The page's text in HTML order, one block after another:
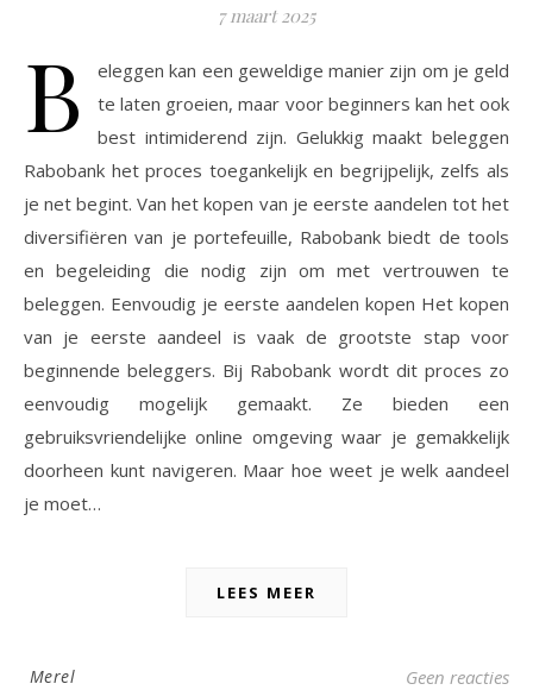
7 maart 2025
B
eleggen kan een geweldige manier zijn om je geld
te laten groeien, maar voor beginners kan het ook
best intimiderend zijn. Gelukkig maakt beleggen
Rabobank het proces toegankelijk en begrijpelijk, zelfs als
je net begint. Van het kopen van je eerste aandelen tot het
diversifiëren van je portefeuille, Rabobank biedt de tools
en begeleiding die nodig zijn om met vertrouwen te
beleggen. Eenvoudig je eerste aandelen kopen Het kopen
van je eerste aandeel is vaak de grootste stap voor
beginnende beleggers. Bij Rabobank wordt dit proces zo
eenvoudig mogelijk gemaakt. Ze bieden een
gebruiksvriendelijke online omgeving waar je gemakkelijk
doorheen kunt navigeren. Maar hoe weet je welk aandeel
je moet…
LEES MEER
Merel Geen reacties